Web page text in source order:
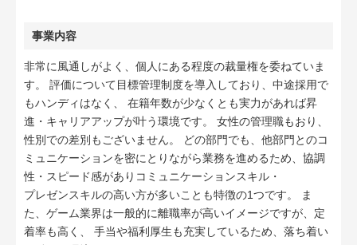
事業内容
非常に風通しがよく、個人にある程度の裁量権を委ねていま
す。 評価について目標管理制度を導入しており、中途採用で
もハンディはなく、 在籍年数が少なくとも実力があれば昇
進・キャリアアップが叶う環境です。 女性の管理職もおり、
性別での差別もございません。 どの部門でも、他部門とのコ
ミュニケーションを密にとりながら業務を進めるため、協調
性・スピード感がありコミュニケーションスキル・
プレゼンスキルの高い方が多いことも特徴の1つです。 ま
た、ゲーム業界は一般的に離職率が高いイメージですが、定
着率も高く、 手当や福利厚生も充実しているため、落ち着い